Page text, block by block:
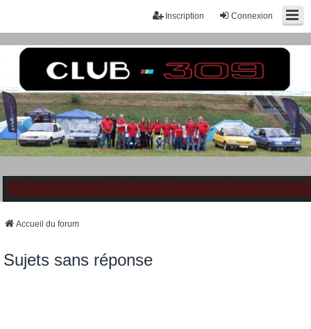
Connexion
Inscription
Accueil du forum
Sujets sans réponse